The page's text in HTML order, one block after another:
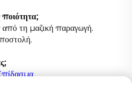
τη μαζική παραγωγή.